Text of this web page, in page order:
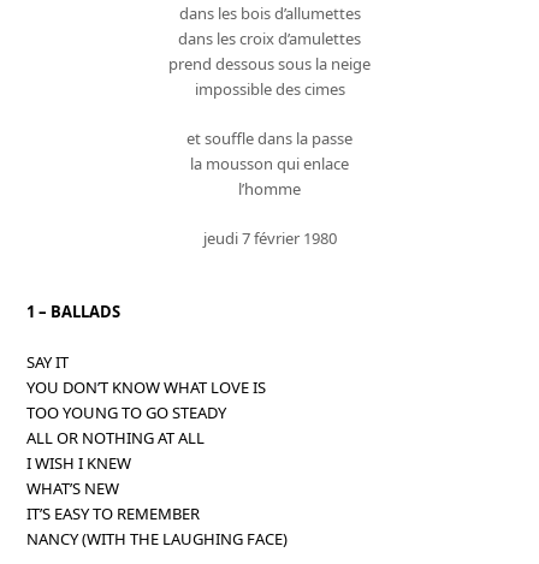
dans les bois d’allumettes
dans les croix d’amulettes
prend dessous sous la neige
impossible des cimes
et souffle dans la passe
la mousson qui enlace
l’homme
jeudi 7 février 1980
1 – BALLADS
SAY IT
YOU DON’T KNOW WHAT LOVE IS
TOO YOUNG TO GO STEADY
ALL OR NOTHING AT ALL
I WISH I KNEW
WHAT’S NEW
IT’S EASY TO REMEMBER
NANCY (WITH THE LAUGHING FACE)